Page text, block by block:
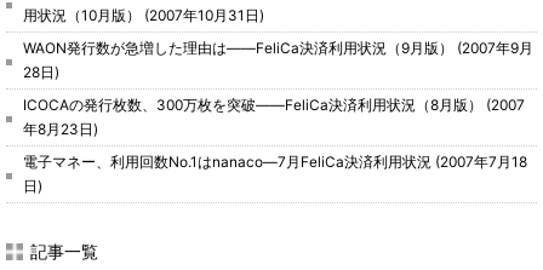
用状況（10月版） (2007年10月31日)
WAON発行数が急増した理由は――FeliCa決済利用状況（9月版）
(2007年9月
28日)
ICOCAの発行枚数、300万枚を突破――FeliCa決済利用状況（8月版）
(2007
年8月23日)
電子マネー、利用回数No.1はnanaco―7月FeliCa決済利用状況 (2007年7月18
日)
記事一覧